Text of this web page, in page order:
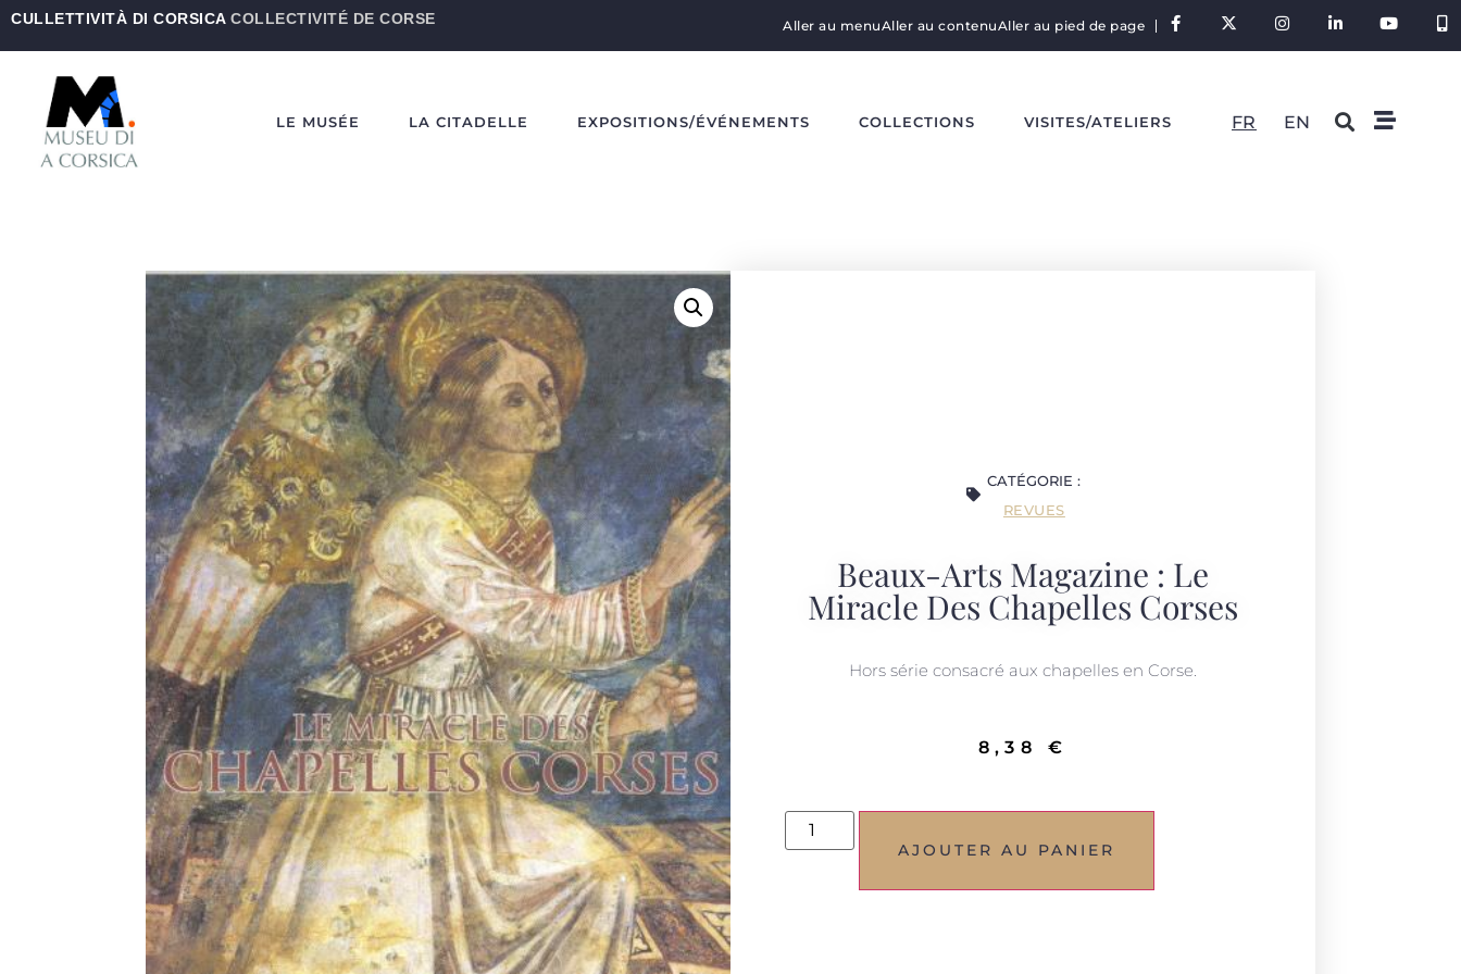
CULLETTIVITÀ DI CORSICA COLLECTIVITÉ DE CORSE Aller au menuAller au contenuAller au pied de page
LE MUSÉE LA CITADELLE EXPOSITIONS/ÉVÉNEMENTS COLLECTIONS VISITES/ATELIERS FR EN
CATÉGORIE :
REVUES
Beaux-Arts Magazine : Le
Miracle Des Chapelles Corses
Hors série consacré aux chapelles en Corse.
8,38 €
AJOUTER AU PANIER